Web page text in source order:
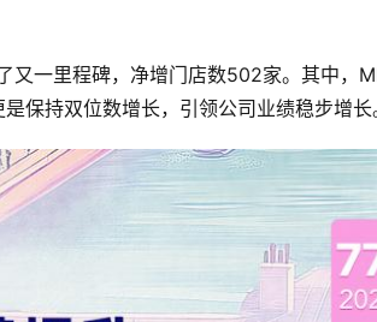
一里程碑，净增门店数502家。其中，
保持双位数增长，引领公司业绩稳步增长